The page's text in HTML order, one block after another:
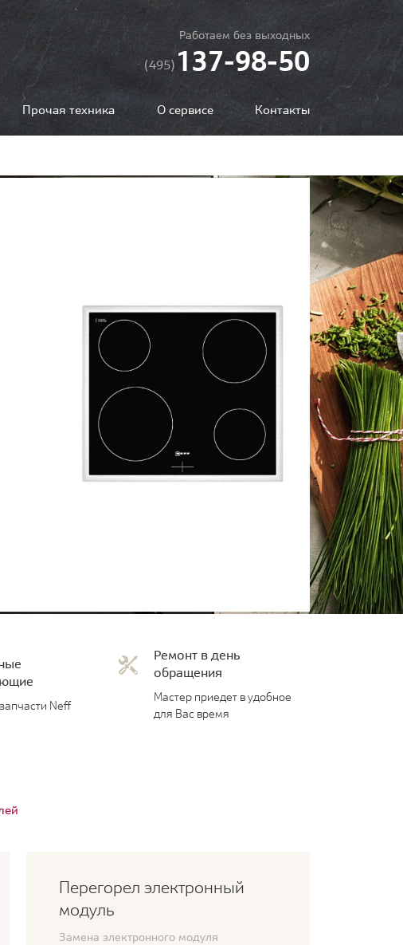
Работаем без выходных
(495)137-98-50
Прочая техника О сервисе Контакты
Neff
Ремонт в день
обращения
Мастер приедет в удобное
для Вас время
Перегорел электронный
модуль
Замена электронного модуля